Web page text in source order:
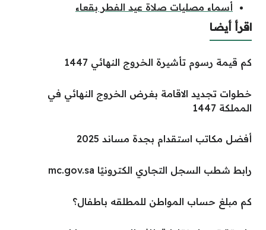
أسماء مصليات صلاة عيد الفطر بقعاء
اقرأ أيضا
كم قيمة رسوم تأشيرة الخروج النهائي 1447
خطوات تجديد الاقامة بغرض الخروج النهائي في
المملكة 1447
أفضل مكاتب استقدام بجدة مساند 2025
رابط شطب السجل التجاري الكترونيًا mc.gov.sa
كم مبلغ حساب المواطن للمطلقه باطفال؟